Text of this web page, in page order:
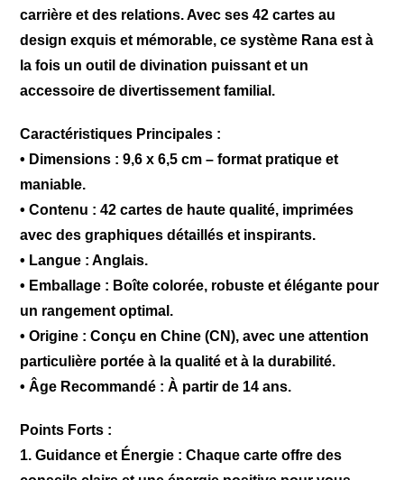
carrière et des relations. Avec ses 42 cartes au
design exquis et mémorable, ce système Rana est à
la fois un outil de divination puissant et un
accessoire de divertissement familial.
Caractéristiques Principales :
• Dimensions : 9,6 x 6,5 cm – format pratique et
maniable.
• Contenu : 42 cartes de haute qualité, imprimées
avec des graphiques détaillés et inspirants.
• Langue : Anglais.
• Emballage : Boîte colorée, robuste et élégante pour
un rangement optimal.
• Origine : Conçu en Chine (CN), avec une attention
particulière portée à la qualité et à la durabilité.
• Âge Recommandé : À partir de 14 ans.
Points Forts :
1. Guidance et Énergie : Chaque carte offre des